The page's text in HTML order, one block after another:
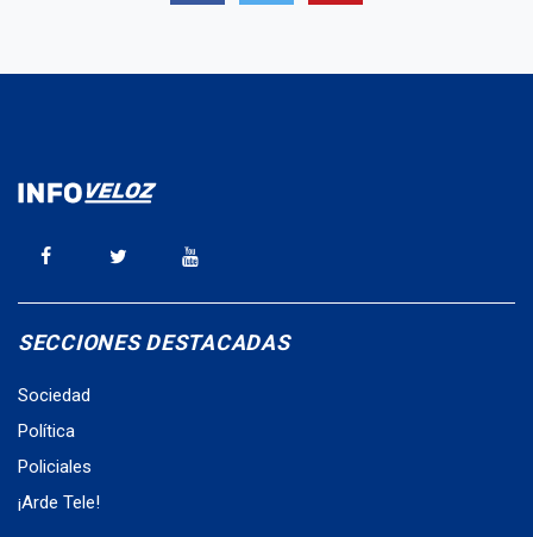
SECCIONES DESTACADAS
Sociedad
Política
Policiales
¡Arde Tele!